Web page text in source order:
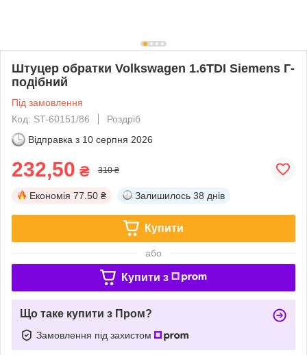
Штуцер обратки Volkswagen 1.6TDI Siemens Г-
подібний
Під замовлення
Код: ST-60151/86
Роздріб
Відправка з 10 серпня 2026
232,50 ₴ 310 ₴
Економія 77.50 ₴ Залишилось 38 днів
Купити
або
Купити з
Що таке купити з Пром?
Замовлення під захистом